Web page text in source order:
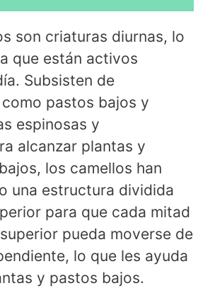
son criaturas diurnas, lo
que están activos
Subsisten de
pastos bajos y
espinosas y
alcanzar plantas y
los camellos han
una estructura dividida
para que cada mitad
pueda moverse de
lo que les ayuda
y pastos bajos.